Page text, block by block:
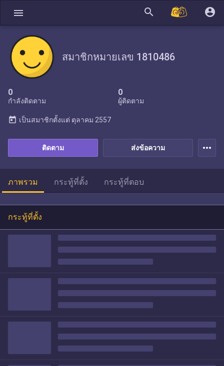
menu search account_circle
สมาชิกหมายเลข 1810486
0
กำลังติดตาม
0
ผู้ติดตาม
ส่งข้อความ
ติดตาม
today เป็นสมาชิกตั้งแต่ ตุลาคม 2557
more_horiz
ภาพรวม กระทู้ที่ตั้ง กระทู้ที่ตอบ
กระทู้ที่ตั้ง